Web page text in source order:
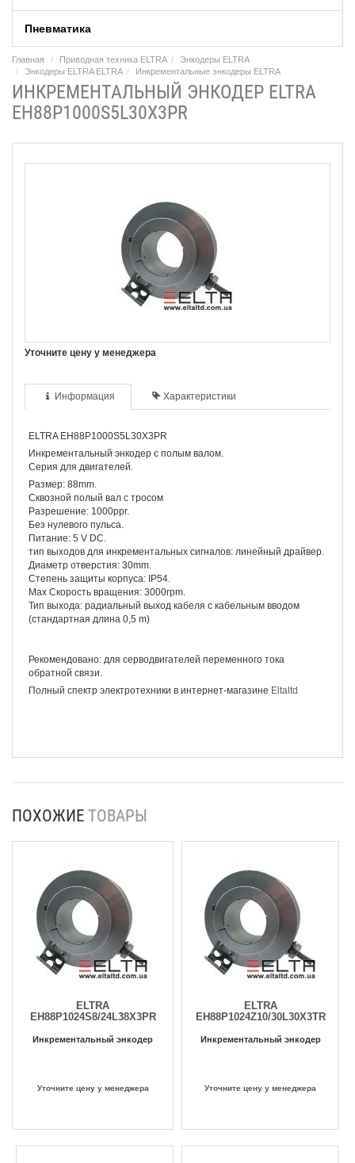
Пневматика
Главная Приводная техника ELTRA
Энкодеры ELTRA
Энкодеры ELTRA ELTRA
Инкрементальные энкодеры ELTRA
ИНКРЕМЕНТАЛЬНЫЙ ЭНКОДЕР ELTRA
EH88P1000S5L30X3PR
Уточните цену у менеджера
Информация Характеристики
ELTRA EH88P1000S5L30X3PR
Инкрементальный энкодер с полым валом.
Серия для двигателей.
Размер: 88mm.
Сквозной полый вал с тросом
Разрешение: 1000ppr.
Без нулевого пульса.
Питание: 5 V DC.
тип выходов для инкрементальных сигналов: линейный драйвер.
Диаметр отверстия: 30mm.
Степень защиты корпуса: IP54.
Max Скорость вращения: 3000rpm.
Тип выхода: радиальный выход кабеля с кабельным вводом
(стандартная длина 0,5 m)
Рекомендовано: для серводвигателей переменного тока
обратной связи.
Полный спектр электротехники в интернет-магазине Eltaltd
ПОХОЖИЕ ТОВАРЫ
ELTRA
EH88P1024S8/24L38X3PR
Инкрементальный энкодер
Уточните цену у менеджера
ELTRA
EH88P1024Z10/30L30X3TR
Инкрементальный энкодер
Уточните цену у менеджера